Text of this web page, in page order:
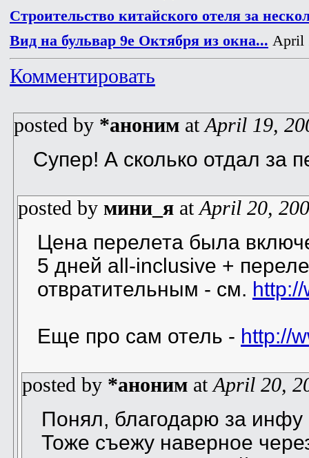
Строительство китайского отеля за
Вид на бульвар 9е Октября из окна... April
Комментировать
posted by *аноним atApril 19,
Супер! А сколько отдал за
posted by мини_я atApril 20,
Цена перелета была
5 дней all-inclusive +
отвратительным - см.
Еще про сам отель - http://
posted by *аноним atApril 20,
Понял, благодарю за инфу
Тоже съежу наверное